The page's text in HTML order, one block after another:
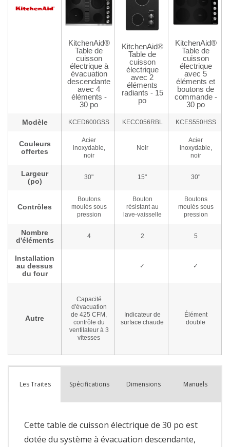
Les Traites Spécifications Dimensions Manuels
Cette table de cuisson électrique de 30 po est
dotée du système à évacuation descendante,